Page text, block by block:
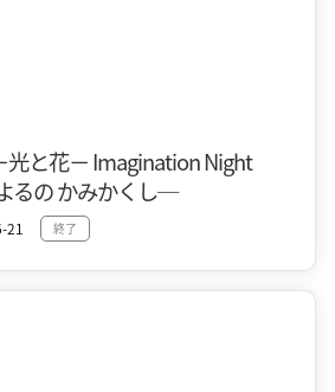
光と花－ Imagination Night
るの かみかくし─
21 終了